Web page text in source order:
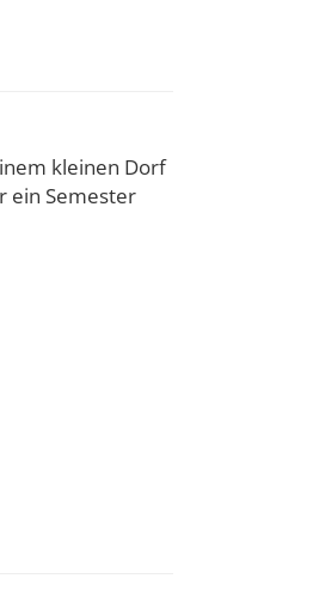
kleinen Dorf
ein Semester